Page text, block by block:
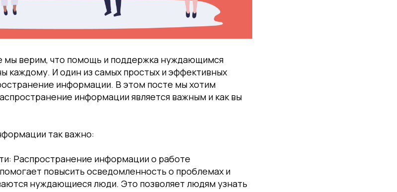
мы верим, что помощь и поддержка нуждающимся
каждому. И один из самых простых и эффективных
информации. В этом посте мы хотим
информации является важным и как вы
так важно:
Распространение информации о работе
повысить осведомленность о проблемах и
нуждающиеся люди. Это позволяет людям узнать